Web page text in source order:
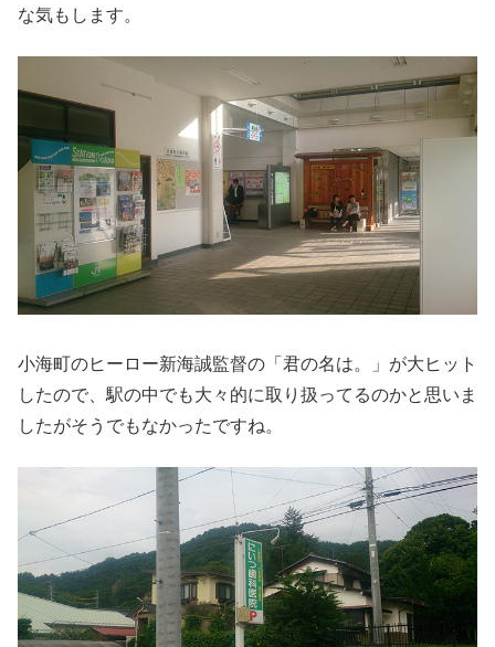
な気もします。
小海町のヒーロー新海誠監督の「君の名は。」が大ヒット
したので、駅の中でも大々的に取り扱ってるのかと思いま
したがそうでもなかったですね。